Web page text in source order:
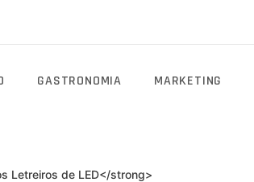
GASTRONOMIA MARKETING
Letreiros de LED</strong>